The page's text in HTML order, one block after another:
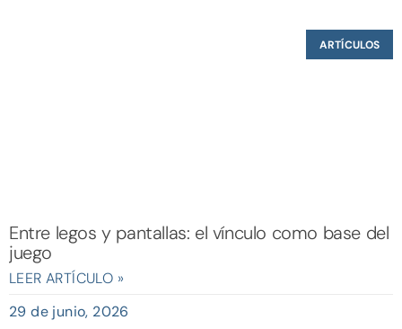
ARTÍCULOS
Entre legos y pantallas: el vínculo como base del
juego
LEER ARTÍCULO »
29 de junio, 2026